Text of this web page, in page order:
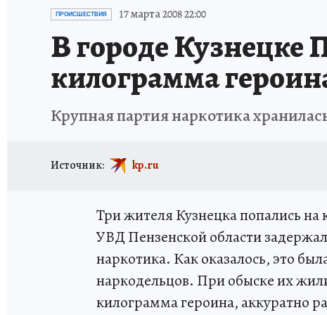
ИСПЫТАНО НА СЕБЕ
ПРОИСШЕСТВИЯ 17 марта 2008 22:00
В городе Кузнецке
килограмма
Крупная партия наркотика
Источник: kp.ru
Три жителя Кузнецка попались
УВД Пензенской области
наркотика. Как оказалось, это
наркодельцов. При обыске их
килограмма героина, аккуратно